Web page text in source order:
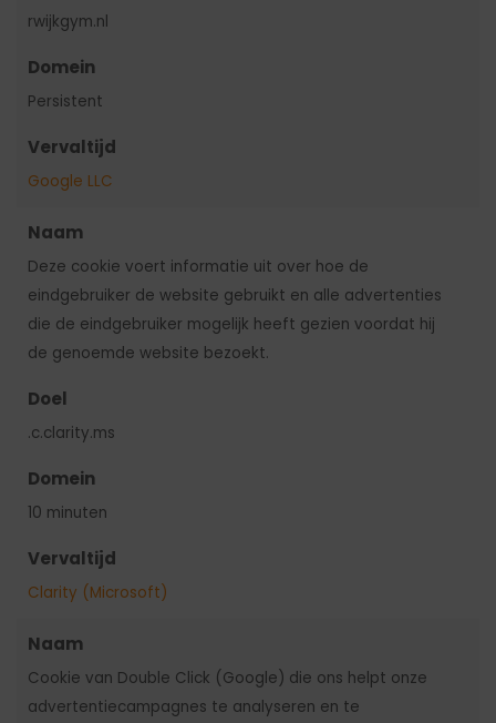
rwijkgym.nl
Domein
Persistent
Vervaltijd
Google LLC
Naam
Deze cookie voert informatie uit over hoe de
eindgebruiker de website gebruikt en alle advertenties
die de eindgebruiker mogelijk heeft gezien voordat hij
de genoemde website bezoekt.
Doel
.c.clarity.ms
Domein
10 minuten
Vervaltijd
Clarity (Microsoft)
Naam
Cookie van Double Click (Google) die ons helpt onze
advertentiecampagnes te analyseren en te